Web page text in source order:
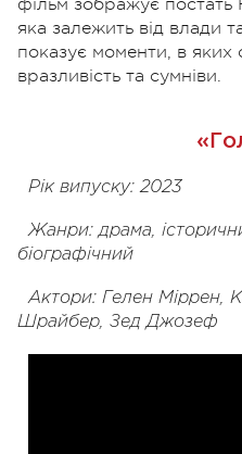
фільм зображує
яка залежить від влади
показує моменти, в яких
вразливість та сумніви.
Рік випуску: 2023
Жанри: драма,
біографічний
Актори: Гелен Міррен,
Шрайбер, Зед Джозеф